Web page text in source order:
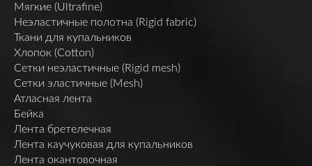
Мягкие (Ultrafine)
Неэластичные полотна (Rigid fabric)
Ткани для купальников
Хлопок (Cotton)
Сетки неэластичные (Rigid mesh)
Сетки эластичные (Mesh)
Атласная лента
Бейка
Лента бретелечная
Лента каучуковая для купальников
Лента окантовочная